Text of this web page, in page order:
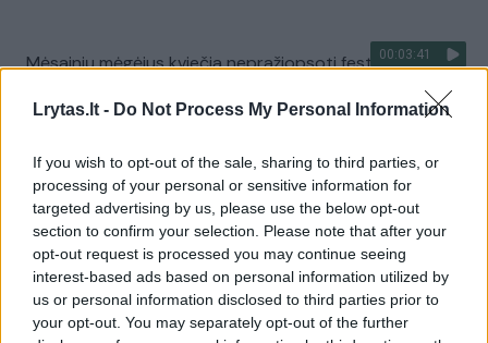
Lrytas.lt - Do Not Process My Personal Information
If you wish to opt-out of the sale, sharing to third parties, or
processing of your personal or sensitive information for
targeted advertising by us, please use the below opt-out
section to confirm your selection. Please note that after your
opt-out request is processed you may continue seeing
interest-based ads based on personal information utilized by
us or personal information disclosed to third parties prior to
your opt-out. You may separately opt-out of the further
00:03:41
Mėsainių mėgėjus kviečia nepražiopsoti festivalio
Visi įrašai
Žiūrimiausi įrašai